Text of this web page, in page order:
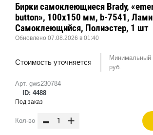
Арт. gws230784
ID: 4488
Бирки самоклеющиеся Brady,
button», 100x150 мм, b-7541,
Самоклеющийся, Полиэстер, 1 шт
Обновлено 07.08.2026 в 01:40
Стоимость уточняется
Минимальный
руб.
Под заказ
Кол-во - +